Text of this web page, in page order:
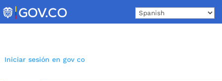
to
content
Iniciar sesión en gov co